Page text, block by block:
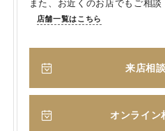
また、お近くのお店でもご相談
店舗一覧はこちら
来店相
オンライン